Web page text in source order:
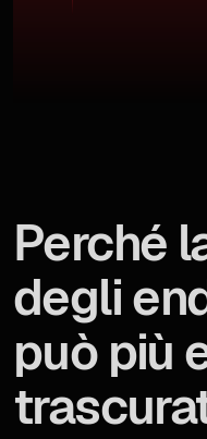
Perché
degli
può più